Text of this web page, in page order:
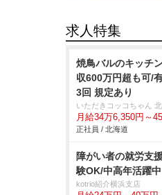
求人特集
焼鳥バルのキッチ
収600万円超も可/
3回 規定あり
いただきコッコちゃん
月給34万6,350円～
正社員 / 北海道
障がい者の就労支
験OK/中高年活躍中
kotrio紹介横浜支店